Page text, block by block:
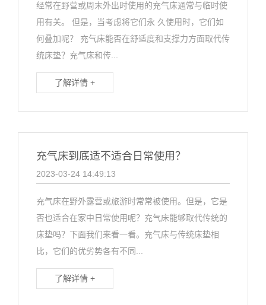
经常在野营或周末外出时使用的充气床通常与临时使
用有关。 但是，当考虑将它们永 久使用时，它们如
何叠加呢？ 充气床能否在舒适度和支撑力方面取代传
统床垫？充气床和传...
了解详情 +
充气床到底适不适合日常使用？
2023-03-24 14:49:13
充气床在野外露营或旅游时常常被使用。但是，它是
否也适合在家中日常使用呢？充气床能够取代传统的
床垫吗？下面我们来看一看。充气床与传统床垫相
比，它们的优劣势各有不同...
了解详情 +